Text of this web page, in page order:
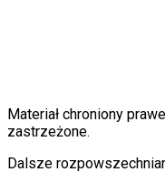
Materiał chroniony
zastrzeżone.
Dalsze